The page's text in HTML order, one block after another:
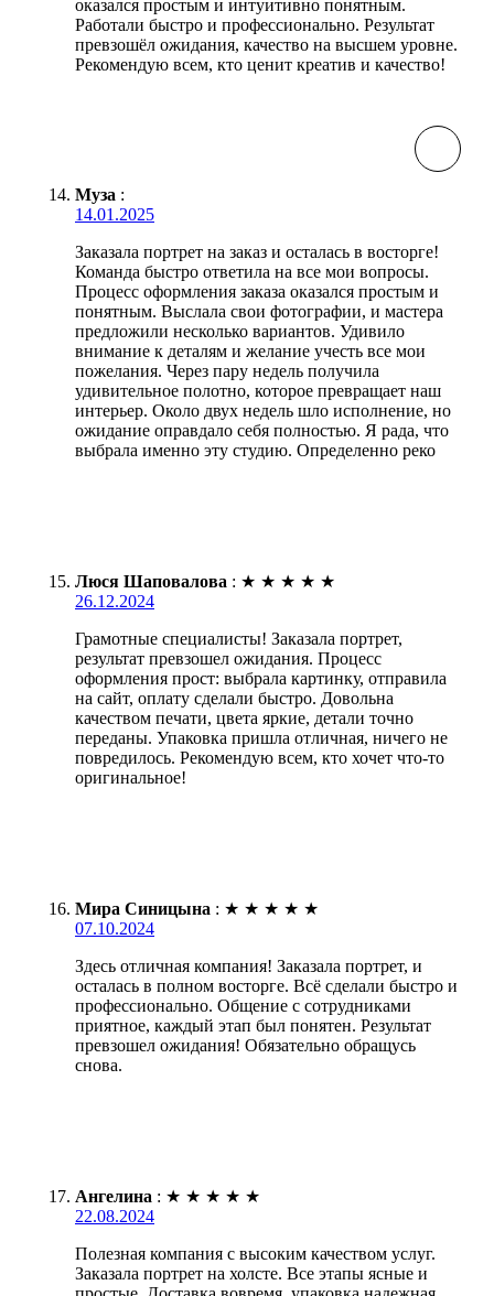
оказался простым и интуитивно понятным.
Работали быстро и профессионально. Результат
превзошёл ожидания, качество на высшем уровне.
Рекомендую всем, кто ценит креатив и качество!
Муза :
14.01.2025
Заказала портрет на заказ и осталась в восторге!
Команда быстро ответила на все мои вопросы.
Процесс оформления заказа оказался простым и
понятным. Выслала свои фотографии, и мастера
предложили несколько вариантов. Удивило
внимание к деталям и желание учесть все мои
пожелания. Через пару недель получила
удивительное полотно, которое превращает наш
интерьер. Около двух недель шло исполнение, но
ожидание оправдало себя полностью. Я рада, что
выбрала именно эту студию. Определенно реко
Люся Шаповалова : ★ ★ ★ ★ ★
26.12.2024
Грамотные специалисты! Заказала портрет,
результат превзошел ожидания. Процесс
оформления прост: выбрала картинку, отправила
на сайт, оплату сделали быстро. Довольна
качеством печати, цвета яркие, детали точно
переданы. Упаковка пришла отличная, ничего не
повредилось. Рекомендую всем, кто хочет что-то
оригинальное!
Мира Синицына : ★ ★ ★ ★ ★
07.10.2024
Здесь отличная компания! Заказала портрет, и
осталась в полном восторге. Всё сделали быстро и
профессионально. Общение с сотрудниками
приятное, каждый этап был понятен. Результат
превзошел ожидания! Обязательно обращусь
снова.
Ангелина : ★ ★ ★ ★ ★
22.08.2024
Полезная компания с высоким качеством услуг.
Заказала портрет на холсте. Все этапы ясные и